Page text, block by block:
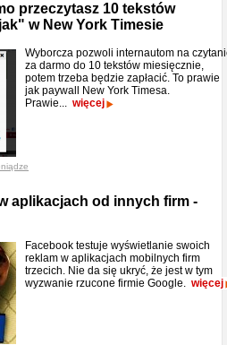
przeczytasz 10 tekstów
w New York Timesie
Wyborcza pozwoli internautom na
za darmo do 10 tekstów miesięcznie,
potem trzeba będzie zapłacić. To prawie
jak paywall New York Timesa.
Prawie... więcej
aplikacjach od innych firm -
Facebook testuje wyświetlanie swoich
reklam w aplikacjach mobilnych firm
trzecich. Nie da się ukryć, że jest w tym
wyzwanie rzucone firmie Google. więcej